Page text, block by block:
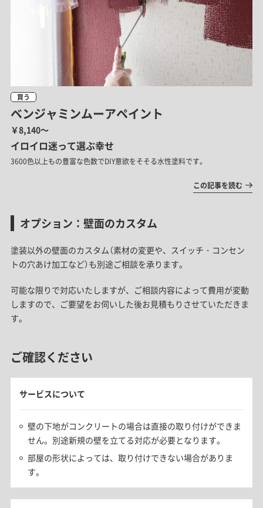
買う
ベンジャミンムーアペイント
￥8,140～
イロイロ迷って選ぶ幸せ
3600色以上もの豊富な色数でDIY意欲をそそる水性塗料です。
この記事を読む
オプション：壁面のカスタム
塗装以外の壁面のカスタム（素材の変更や、スイッチ・コンセン
トの穴あけ加工など）も別途ご相談を承ります。
可能な限りで対応いたしますが、ご相談内容によって費用が変動
しますので、ご要望をお伺いした後お見積もりさせていただきま
す。
ご確認ください
サービスについて
壁の下地がコンクリートの場合は直接の取り付けができま
せん。別途新規の壁を立てる対応が必要となります。
部屋の形状によっては、取り付けできない場合がありま
す。